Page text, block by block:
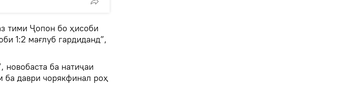
тими Ҷопон бо ҳисоби
1:2 мағлуб гардиданд”,
ба натиҷаи
ба даври чорякфинал роҳ